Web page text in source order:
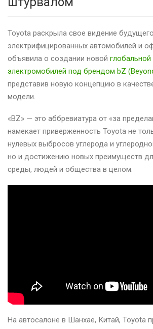
Toyota раскрыла свое видение будущего
электрифицированных автомобилей и
объявила о создании новой глобальной
электромобилей под брендом bZ
представив новую концепцию в
модели.
«BZ» — это аббревиатура от «за
намекает приверженность Toyota не
нулевых выбросов углерода и
но и достижению новых преимуществ
среды, людей и общества в целом.
На автосалоне в Шанхае, Китай, Toyota